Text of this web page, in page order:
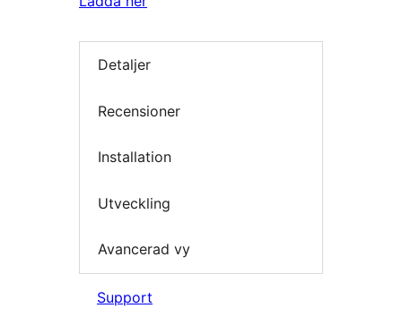
Detaljer
Recensioner
Installation
Utveckling
Avancerad vy
Support